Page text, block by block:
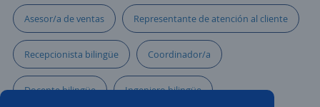
Asesor/a de ventas Representante de atención al cliente
Recepcionista bilingüe Coordinador/a
Docente bilingüe Ingeniero bilingüe